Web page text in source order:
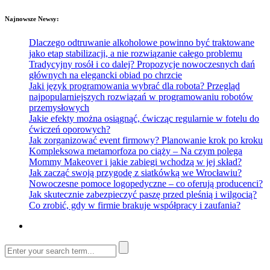
Najnowsze Newsy:
Dlaczego odtruwanie alkoholowe powinno być traktowane
jako etap stabilizacji, a nie rozwiązanie całego problemu
Tradycyjny rosół i co dalej? Propozycje nowoczesnych dań
głównych na elegancki obiad po chrzcie
Jaki język programowania wybrać dla robota? Przegląd
najpopularniejszych rozwiązań w programowaniu robotów
przemysłowych
Jakie efekty można osiągnąć, ćwicząc regularnie w fotelu do
ćwiczeń oporowych?
Jak zorganizować event firmowy? Planowanie krok po kroku
Kompleksowa metamorfoza po ciąży – Na czym polega
Mommy Makeover i jakie zabiegi wchodzą w jej skład?
Jak zacząć swoją przygodę z siatkówką we Wrocławiu?
Nowoczesne pomoce logopedyczne – co oferują producenci?
Jak skutecznie zabezpieczyć paszę przed pleśnią i wilgocią?
Co zrobić, gdy w firmie brakuje współpracy i zaufania?